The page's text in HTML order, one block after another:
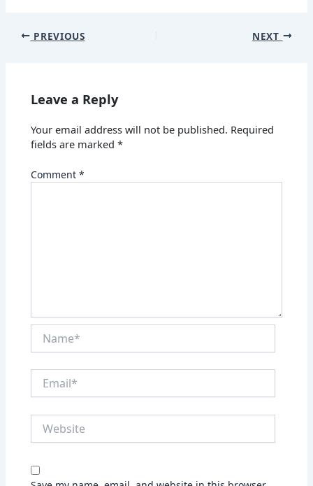
PREVIOUS NEXT
Leave a Reply
Your email address will not be published. Required
fields are marked*
Comment*